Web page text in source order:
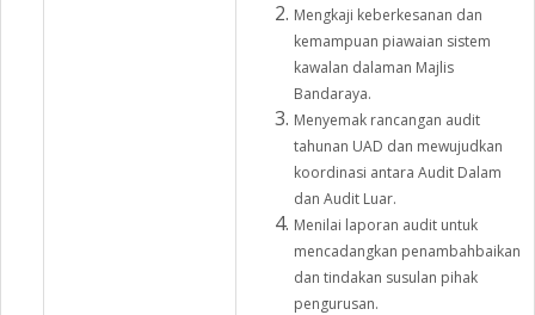
Mengkaji keberkesanan dan
kemampuan piawaian sistem
kawalan dalaman Majlis
Bandaraya.
Menyemak rancangan audit
tahunan UAD dan mewujudkan
koordinasi antara Audit Dalam
dan Audit Luar.
Menilai laporan audit untuk
mencadangkan penambahbaikan
dan tindakan susulan pihak
pengurusan.